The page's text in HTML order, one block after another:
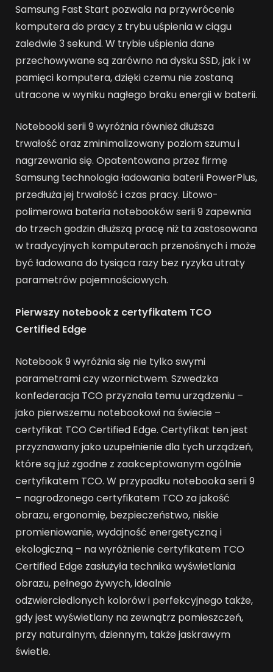
Samsung Fast Start pozwala na przywrócenie
komputera do pracy z trybu uśpienia w ciągu
zaledwie 3 sekund. W trybie uśpienia dane
przechowywane są zarówno na dysku SSD, jak i w
pamięci komputera, dzięki czemu nie zostaną
utracone w wyniku nagłego braku energii w baterii.
Notebooki serii 9 wyróżnia również dłuższa
trwałość oraz zminimalizowany poziom szumu i
nagrzewania się. Opatentowana przez firmę
Samsung technologia ładowania baterii PowerPlus,
przedłuża jej trwałość i czas pracy. Litowo-
polimerowa bateria notebooków serii 9 zapewnia
do trzech godzin dłuższą pracę niż ta zastosowana
w tradycyjnych komputerach przenośnych i może
być ładowana do tysiąca razy bez ryzyka utraty
parametrów pojemnościowych.
Pierwszy notebook z certyfikatem TCO
Certified Edge
Notebook 9 wyróżnia się nie tylko swymi
parametrami czy wzornictwem. Szwedzka
konfederacja TCO przyznała temu urządzeniu –
jako pierwszemu notebookowi na świecie –
certyfikat TCO Certified Edge. Certyfikat ten jest
przyznawany jako uzupełnienie dla tych urządzeń,
które są już zgodne z zaakceptowanym ogólnie
certyfikatem TCO. W przypadku notebooka serii 9
– nagrodzonego certyfikatem TCO za jakość
obrazu, ergonomię, bezpieczeństwo, niskie
promieniowanie, wydajność energetyczną i
ekologiczną – na wyróżnienie certyfikatem TCO
Certified Edge zasłużyła technika wyświetlania
obrazu, pełnego żywych, idealnie
odzwierciedlonych kolorów i perfekcyjnego także,
gdy jest wyświetlany na zewnątrz pomieszczeń,
przy naturalnym, dziennym, także jaskrawym
świetle.